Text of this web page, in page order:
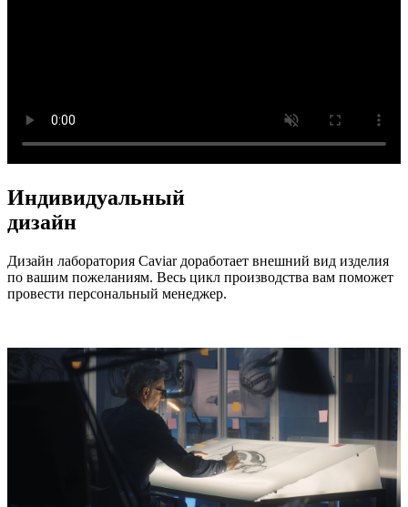
Индивидуальный
дизайн
Дизайн лаборатория Caviar доработает внешний вид изделия
по вашим пожеланиям. Весь цикл производства вам поможет
провести персональный менеджер.